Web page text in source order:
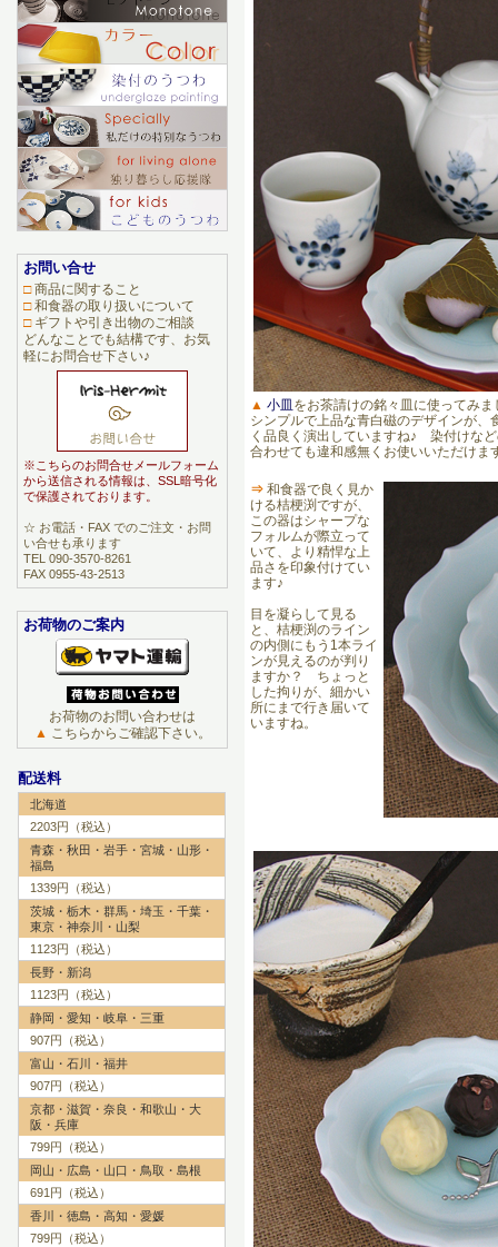
▲ 小皿 をお茶請けの銘々皿に使ってみま
シンプルで上品な青白磁のデザインが、
く品良く演出していますね♪ 染付けな
合わせても違和感無くお使いいただけま
⇒ 和食器で良く見か
ける桔梗渕ですが、
この器はシャープな
フォルムが際立って
いて、より精悍な上
品さを印象付けてい
ます♪
目を凝らして見る
と、桔梗渕のライン
の内側にもう1本ライ
ンが見えるのが判り
ますか？ ちょっと
した拘りが、細かい
所にまで行き届いて
いますね。
お問い合せ
□商品に関すること
□和食器の取り扱いについて
□ギフトや引き出物のご相談
どんなことでも結構です、お気
軽にお問合せ下さい♪
※こちらのお問合せメールフォーム
から送信される情報は、SSL暗号化
で保護されております。
☆ お電話・FAX でのご注文・お問
い合せも承ります
TEL 090-3570-8261
FAX 0955-43-2513
お荷物のご案内
お荷物のお問い合わせは
▲ こちらからご確認下さい。
配送料
北海道
2203円（税込）
青森・秋田・岩手・宮城・山形・
福島
1339円（税込）
茨城・栃木・群馬・埼玉・千葉・
東京・神奈川・山梨
1123円（税込）
長野・新潟
1123円（税込）
静岡・愛知・岐阜・三重
907円（税込）
富山・石川・福井
907円（税込）
京都・滋賀・奈良・和歌山・大
阪・兵庫
799円（税込）
岡山・広島・山口・鳥取・島根
691円（税込）
香川・徳島・高知・愛媛
799円（税込）